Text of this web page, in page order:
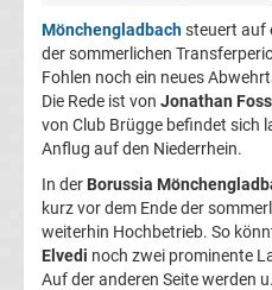
1.
FC
Köln
Transfergerüchte
1.
Mönchengladbachsteuert auf
der sommerlichen
Fohlen noch ein neues
Die Rede ist von Jonathan Foss
von Club Brügge befindet sich
Anflug auf den Niederrhein.
In der Borussia
kurz vor dem Ende der
weiterhin Hochbetrieb. So
Elvedi noch zwei prominente
Auf der anderen Seite werden